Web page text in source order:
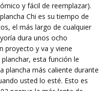
y fácil de reemplazar).
Chi es su tiempo de
el más largo de cualquier
dura unos ocho
proyecto y va y viene
esta función le
plancha más caliente durante
usted lo esté. Esto es